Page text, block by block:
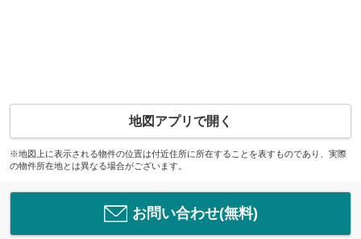
地図アプリで開く
※地図上に表示される物件の位置は付近住所に所在することを表すものであり、実際
の物件所在地とは異なる場合がございます。
お問い合わせ(無料)